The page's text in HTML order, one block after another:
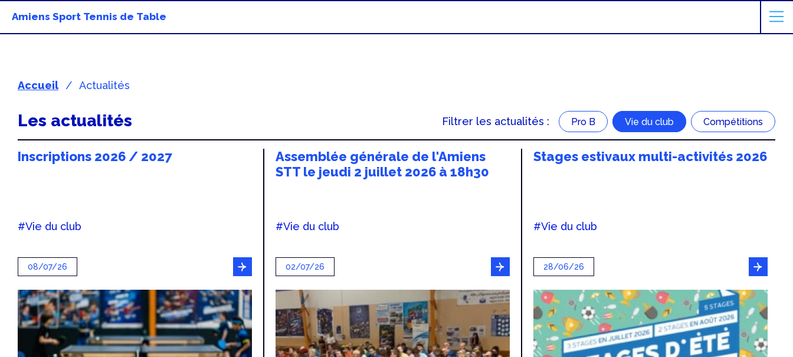
Amiens Sport Tennis de Table
Accueil Actualités
Les actualités Filtrer les actualités : Pro B Vie du club Compétitions
Inscriptions 2026 / 2027
#Vie du club
08/07/26
Assemblée générale de l'Amiens
STT le jeudi 2 juillet 2026 à 18h30
#Vie du club
02/07/26
Stages estivaux multi-activités 2026
#Vie du club
28/06/26